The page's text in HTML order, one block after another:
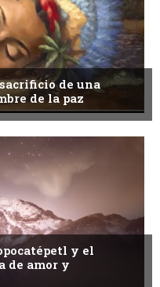
de una
de la paz
y el
de amor y